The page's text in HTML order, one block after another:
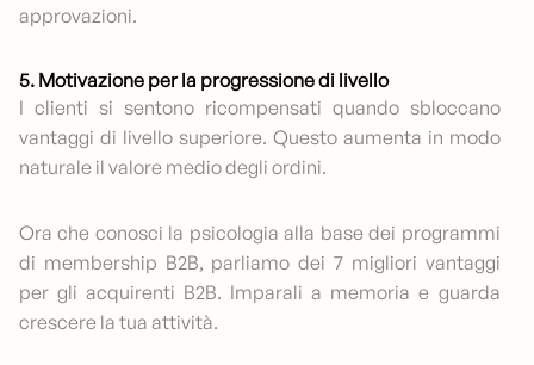
approvazioni.
5. Motivazione per la progressione di livello
I clienti si sentono ricompensati quando sbloccano
vantaggi di livello superiore. Questo aumenta in modo
naturale il valore medio degli ordini.
Ora che conosci la psicologia alla base dei programmi
di membership B2B, parliamo dei 7 migliori vantaggi
per gli acquirenti B2B. Imparali a memoria e guarda
crescere la tua attività.